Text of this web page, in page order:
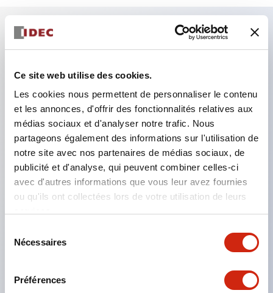
Ce site web utilise des cookies.
Les cookies nous permettent de personnaliser le contenu
et les annonces, d'offrir des fonctionnalités relatives aux
médias sociaux et d'analyser notre trafic. Nous
partageons également des informations sur l'utilisation de
notre site avec nos partenaires de médias sociaux, de
publicité et d'analyse, qui peuvent combiner celles-ci
avec d'autres informations que vous leur avez fournies
ou qu'ils ont collectées lors de votre utilisation de leurs
Nécessaires
Préférences
Caractéristiques clés
Dans le type d'éclairage à division, une structure
permettant le changement de disposition des
couleurs est réalisée. L'adoption d'une structure de
borne SS permet de réduire le temps de travail de
câblage, en plus de réaliser une structure intégrée
du couvercle de la borne et du corps principal, ainsi
qu'une structure empêchant la chute des vis.
immédiate aux modifications soudaines des
pour prévenir l'allumage incorrect (allumage